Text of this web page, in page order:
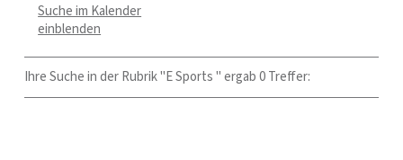
Suche im Kalender
einblenden
Ihre Suche in der Rubrik "E Sports " ergab 0 Treffer: